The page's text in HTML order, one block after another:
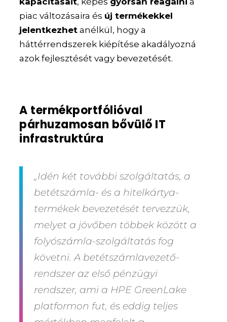
piac változásaira és új termékekkel
jelentkezhet anélkül, hogy a
háttérrendszerek kiépítése akadályozná
azok fejlesztését vagy bevezetését.
A termékportfólióval
párhuzamosan bővülő IT
infrastruktúra
„Idén két további szolgáltatás, a
betétszámla- és a hitelkártya-
termékek bevezetését tervezzük,
melyet a jövőben többek között a
folyószámla-szolgáltatás fog
követni. A betétszámlavezető-
rendszer az első pénzügyi
rendszer, ami a HPE GreenLake
platformon fut, és eddig teljes